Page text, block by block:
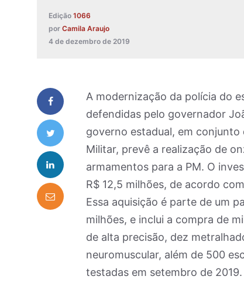
Edição 1066
por Camila Araujo
4 de dezembro de 2019
A modernização da polícia do
defendidas pelo governador
governo estadual, em conjunto
Militar, prevê a realização de
armamentos para a PM. O
R$ 12,5 milhões, de acordo
Essa aquisição é parte de um
milhões, e inclui a compra de
de alta precisão, dez
neuromuscular, além de 500
testadas em setembro de 2019.